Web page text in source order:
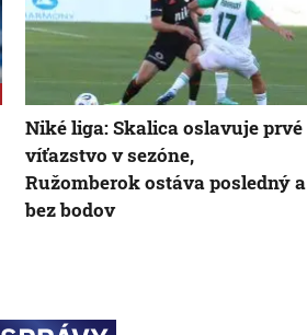
Niké liga: Skalica oslavuje prvé
víťazstvo v sezóne,
Ružomberok ostáva posledný a
bez bodov